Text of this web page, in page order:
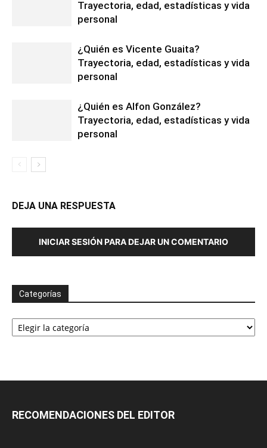
Trayectoria, edad, estadísticas y vida
personal
¿Quién es Vicente Guaita?
Trayectoria, edad, estadísticas y vida
personal
¿Quién es Alfon González?
Trayectoria, edad, estadísticas y vida
personal
DEJA UNA RESPUESTA
INICIAR SESIÓN PARA DEJAR UN COMENTARIO
Categorías
Categorías
RECOMENDACIONES DEL EDITOR